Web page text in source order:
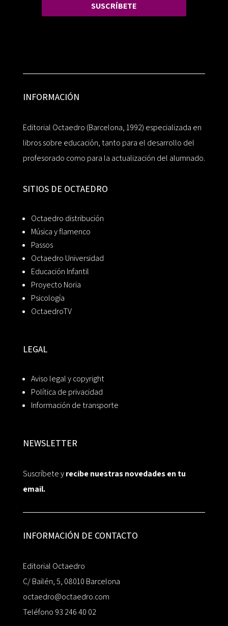
SUSCRÍBETE
INFORMACIÓN
Editorial Octaedro (Barcelona, 1992) especializada en
libros sobre educación, tanto para el desarrollo del
profesorado como para la actualización del alumnado.
SITIOS DE OCTAEDRO
Octaedro distribución
Música y flamenco
Passos
Octaedro Universidad
Educación Infantil
Proyecto Noria
Psicología
OctaedroTV
LEGAL
Aviso legal y copyright
Política de privacidad
Información de transporte
NEWSLETTER
Suscríbete yrecibe nuestras novedades en tu
email.
INFORMACIÓN DE CONTACTO
Editorial Octaedro
C/ Bailén, 5, 08010 Barcelona
octaedro@octaedro.com
Teléfono 93 246 40 02